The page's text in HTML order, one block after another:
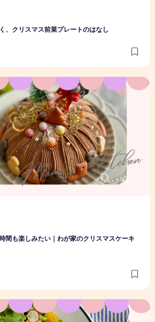
、クリスマス前菜プレートのはなし
間も楽しみたい｜わが家のクリスマスケーキ
間も楽しみたい｜わが家のクリスマスケ
時間の2日間